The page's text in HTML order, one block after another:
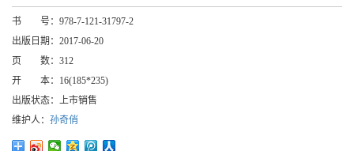
书 号： 978-7-121-31797-2
出版日期： 2017-06-20
页 数： 312
开 本： 16(185*235)
出版状态： 上市销售
维护人： 孙奇俏